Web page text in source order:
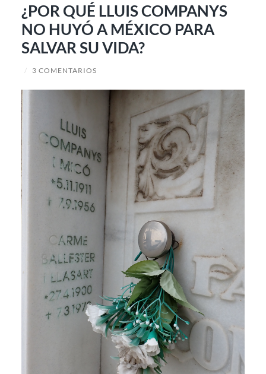
¿POR QUÉ LLUIS COMPANYS
NO HUYÓ A MÉXICO PARA
SALVAR SU VIDA?
/ 3 COMENTARIOS